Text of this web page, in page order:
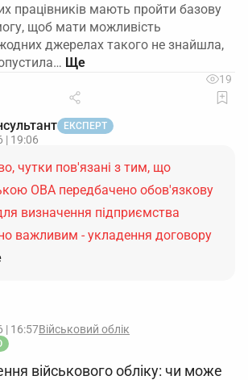
працівників мають пройти базову
щоб мати можливість
джерелах такого не знайшла,
19
ЕКСПЕРТ
| 19:06
чутки пов'язані з тим, що
ОВА передбачено обов'язкову
визначення підприємства
важливим - укладення договору
| 16:57Військовий облік
військового обліку: чи може